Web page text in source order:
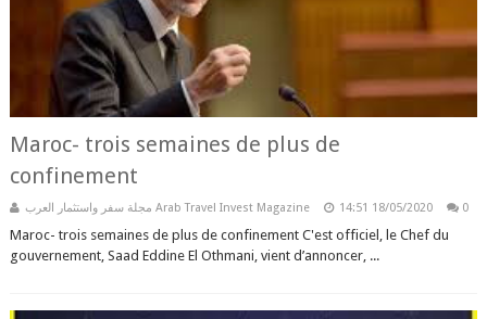
Maroc- trois semaines de plus de
confinement
مجلة سفر واستثمار العرب Arab Travel Invest Magazine 14:51 18/05/2020 0
Maroc- trois semaines de plus de confinement C'est officiel, le Chef du
gouvernement, Saad Eddine El Othmani, vient d’annoncer, ...